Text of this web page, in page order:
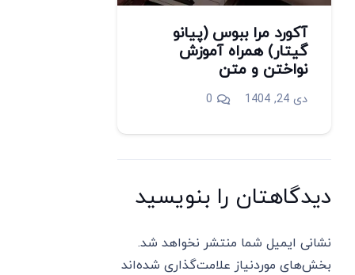
آکورد مرا ببوس (پیانو
گیتار) همراه آموزش
نواختن و متن
دی 24, 1404 0
دیدگاهتان را بنویسید
نشانی ایمیل شما منتشر نخواهد شد.
بخش‌های موردنیاز علامت‌گذاری شده‌اند